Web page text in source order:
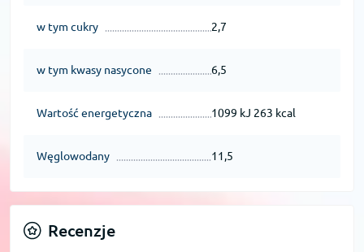
w tym cukry 2,7
w tym kwasy nasycone 6,5
Wartość energetyczna 1099 kJ 263 kcal
Węglowodany 11,5
Recenzje